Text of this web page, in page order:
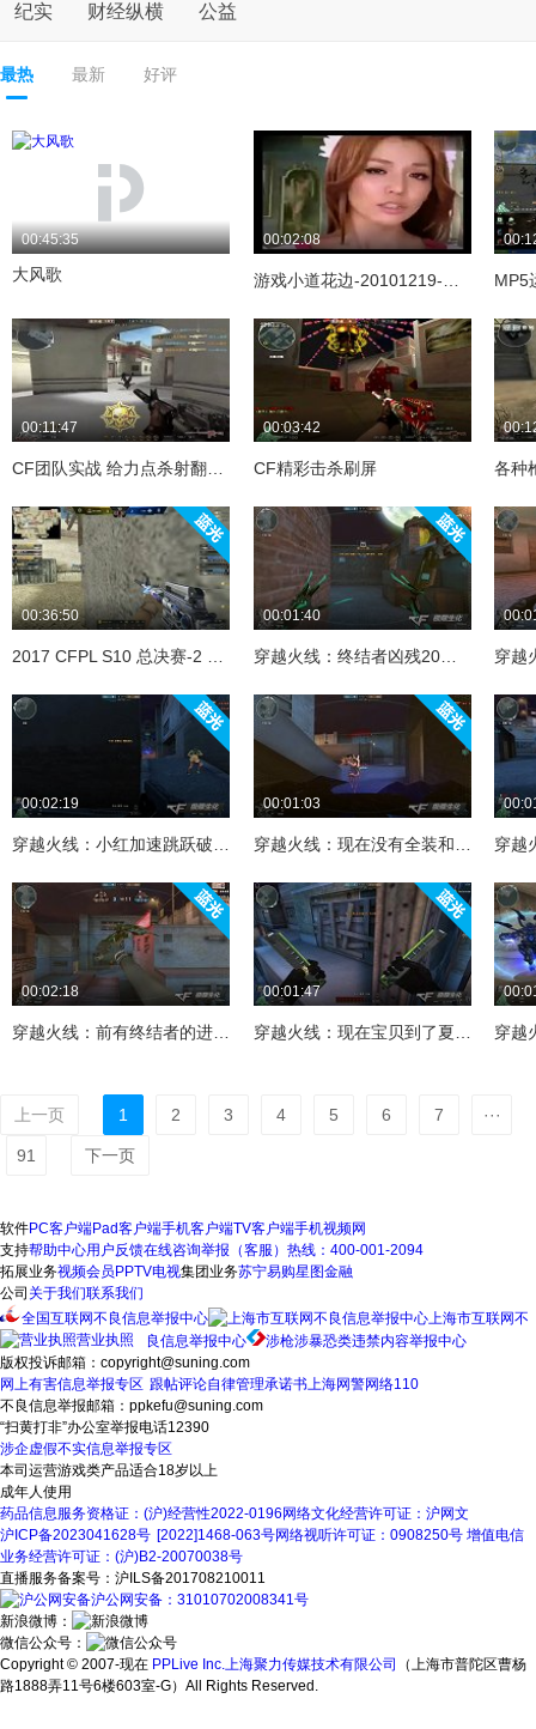
纪实
财经纵横 公益
最热 最新 好评
00:45:35
大风歌
00:02:08
00:11:47 00:03:42
CF精彩击杀刷屏 各种
00:36:50 00:01:40
穿越火线：终结者凶残20秒抓完所有人，土豪说：充个会员踢你！
00:02:19 00:01:03
00:02:18 00:01:47
上一页 1 2 3 4 5 6 7 ···
91 下一页
软件PC客户端Pad客户端手机客户端TV客户端手机视频网
支持帮助中心用户反馈在线咨询举报（客服）热线：400-001-2094
拓展业务视频会员 PPTV电视集团业务苏宁易购星图金融
公司 关于我们联系我们
全国互联网不良信息举报中心
上海市互联网不
良信息举报中心
涉枪涉暴恐类违禁内容举报中心
营业执照
版权投诉邮箱：copyright@suning.com
跟帖评论自律管理承诺书
网上有害信息举报专区
上海网警网络110
不良信息举报邮箱：ppkefu@suning.com
“扫黄打非”办公室举报电话12390
涉企虚假不实信息举报专区
本司运营游戏类产品适合18岁以上
成年人使用
药品信息服务资格证：(沪)经营性2022-0196 网络文化经营许可证：沪网文
[2022]1468-063号
沪ICP备2023041628号 网络视听许可证：0908250号 增值电信
业务经营许可证：(沪)B2-20070038号
直播服务备案号：沪ILS备201708210011
沪公网安备：31010702008341号
新浪微博：
微信公众号：
Copyright © 2007-现在 PPLive Inc.上海聚力传媒技术有限公司
（上海市普陀区曹杨
路1888弄11号6楼603室-G）All Rights Reserved.